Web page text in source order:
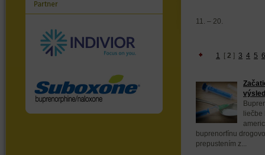
11. – 20.
1 [ 2 ] 3 4 5 6
liečbe
buprenorfínu
prepustením z...